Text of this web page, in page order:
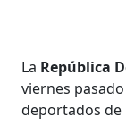
La República
viernes
deportados de